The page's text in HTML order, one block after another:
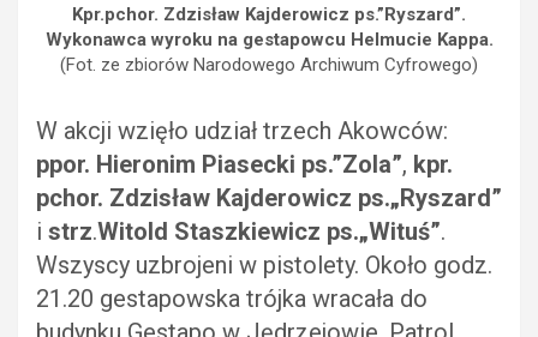
Kpr.pchor. Zdzisław Kajderowicz ps.”Ryszard”.
Wykonawca wyroku na gestapowcu Helmucie Kappa.
(Fot. ze zbiorów Narodowego Archiwum Cyfrowego)
W akcji wzięło udział trzech Akowców:
ppor. Hieronim Piasecki ps.”Zola”, kpr.
pchor. Zdzisław Kajderowicz ps.„Ryszard”
i strz.Witold Staszkiewicz ps.„Wituś”.
Wszyscy uzbrojeni w pistolety. Około godz.
21.20 gestapowska trójka wracała do